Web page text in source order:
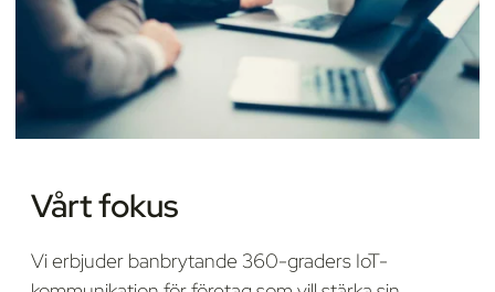
Vårt fokus
Vi erbjuder banbrytande 360-graders IoT-